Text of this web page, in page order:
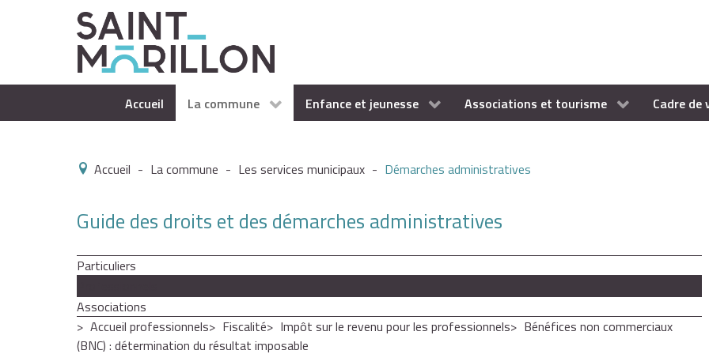
Accueil La commune Enfance et jeunesse Associations et tourisme Cadre de
Accueil - La commune - Les services municipaux - Démarches administratives
Guide des droits et des démarches administratives
Particuliers
Associations
Accueil professionnels
Fiscalité Impôt sur le revenu pour les professionnels
Bénéfices non commerciaux
(BNC) : détermination du résultat imposable